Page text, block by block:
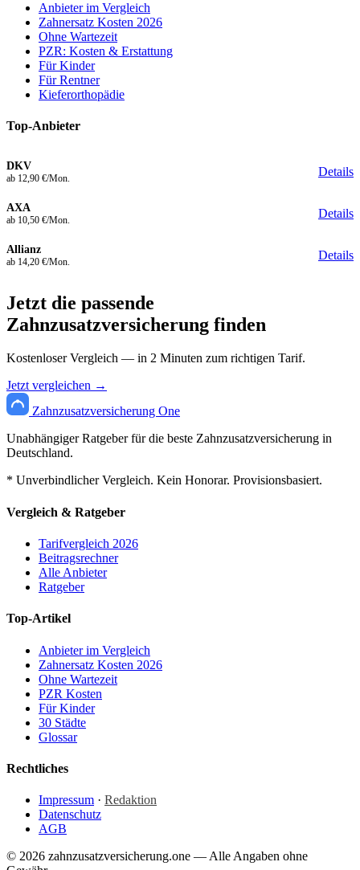
Anbieter im Vergleich
Zahnersatz Kosten 2026
Ohne Wartezeit
PZR: Kosten & Erstattung
Für Kinder
Für Rentner
Kieferorthopädie
Top-Anbieter
DKV
ab 12,90 €/Mon. Details
AXA
ab 10,50 €/Mon. Details
Allianz
ab 14,20 €/Mon. Details
Jetzt die passende
Zahnzusatzversicherung finden
Kostenloser Vergleich — in 2 Minuten zum richtigen Tarif.
Jetzt vergleichen →
Zahnzusatzversicherung One
Unabhängiger Ratgeber für die beste Zahnzusatzversicherung in
Deutschland.
* Unverbindlicher Vergleich. Kein Honorar. Provisionsbasiert.
Vergleich & Ratgeber
Tarifvergleich 2026
Beitragsrechner
Alle Anbieter
Ratgeber
Top-Artikel
Anbieter im Vergleich
Zahnersatz Kosten 2026
Ohne Wartezeit
PZR Kosten
Für Kinder
30 Städte
Glossar
Rechtliches
Impressum · Redaktion
Datenschutz
AGB
© 2026 zahnzusatzversicherung.one — Alle Angaben ohne